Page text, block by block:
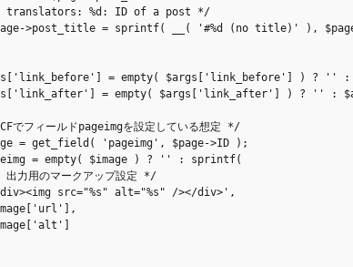
translators: %d: ID of a post */
>post_title = sprintf( __( '#%d (no title)' ),
= empty( $args['link_before'] ) ? ''
= empty( $args['link_after'] ) ? '' :
でフィールドpageimgを設定している想定 */
= get_field( 'pageimg', $page->ID );
= empty( $image ) ? '' : sprintf(
力用のマークアップ設定 */
src="%s" alt="%s" /></div>',